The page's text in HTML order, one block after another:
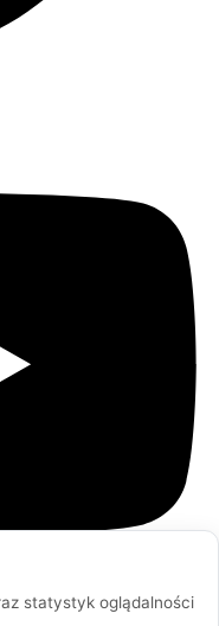
statystyk oglądalności